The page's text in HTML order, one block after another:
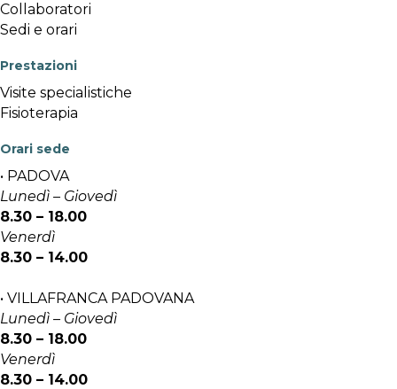
Collaboratori
Sedi e orari
Prestazioni
Visite specialistiche
Fisioterapia
Orari sede
• PADOVA
Lunedì – Giovedì
8.30 – 18.00
Venerdì
8.30 – 14.00
• VILLAFRANCA PADOVANA
Lunedì – Giovedì
8.30 – 18.00
Venerdì
8.30 – 14.00